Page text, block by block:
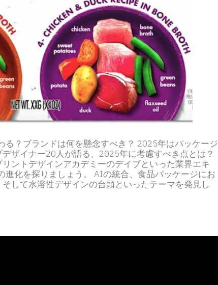
？ブランドは何を懸念すべき？ 2025年はパッケージ
ザイナー20人が語る、2025年に考慮すべき点とは？
ントデザインアカデミーのデイブといった業界エキ
化を探りましょう。 AIの統合、食品パッケージにお
して水溶性デザインの台頭といったテーマを発見し